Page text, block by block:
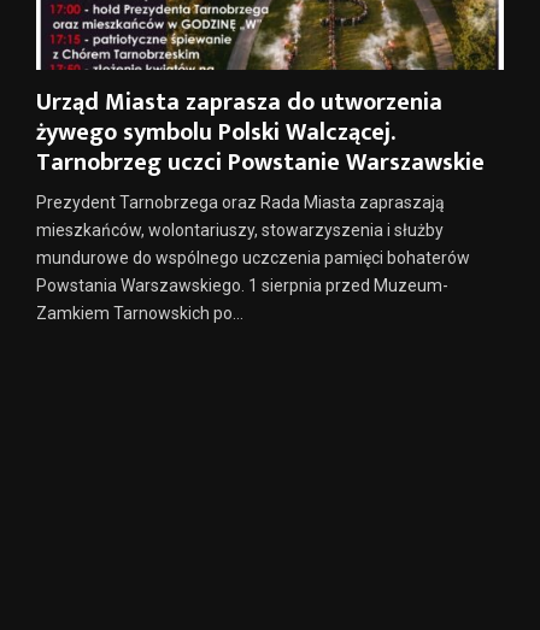
Urząd Miasta zaprasza do utworzenia
żywego symbolu Polski Walczącej.
Tarnobrzeg uczci Powstanie Warszawskie
Prezydent Tarnobrzega oraz Rada Miasta zapraszają
mieszkańców, wolontariuszy, stowarzyszenia i służby
mundurowe do wspólnego uczczenia pamięci bohaterów
Powstania Warszawskiego. 1 sierpnia przed Muzeum-
Zamkiem Tarnowskich po...